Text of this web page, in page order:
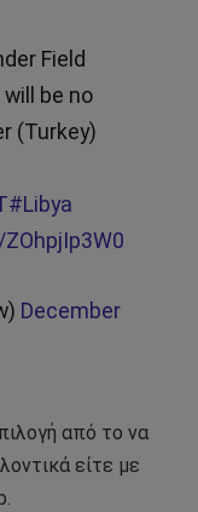
Field
be no
(Turkey)
#Libya
December
από το να
είτε με